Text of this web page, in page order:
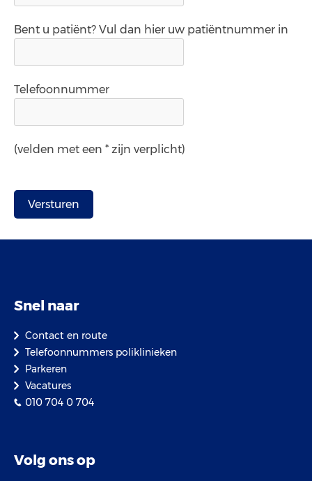
Bent u patiënt? Vul dan hier uw patiëntnummer in
Telefoonnummer
(velden met een * zijn verplicht)
Snel naar
Contact en route
Telefoonnummers poliklinieken
Parkeren
Vacatures
010 704 0 704
Volg ons op